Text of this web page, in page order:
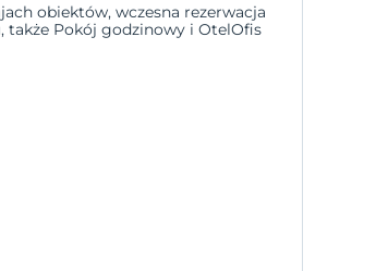
obiektów, wczesna rezerwacja
także Pokój godzinowyi OtelOfis